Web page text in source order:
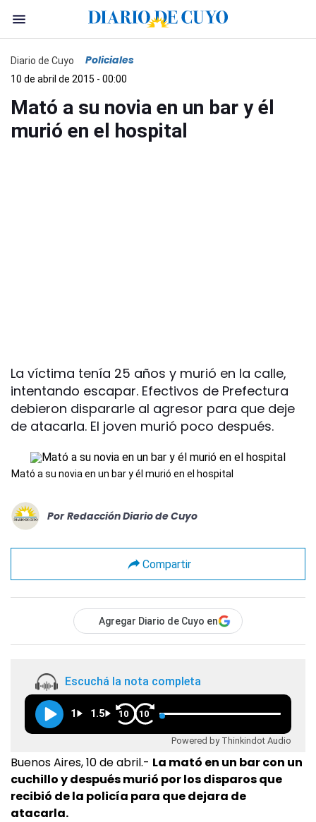
Diario de Cuyo Policiales
10 de abril de 2015 - 00:00
Mató a su novia en un bar y él
murió en el hospital
La víctima tenía 25 años y murió en la calle,
intentando escapar. Efectivos de Prefectura
debieron dispararle al agresor para que deje
de atacarla. El joven murió poco después.
Mató a su novia en un bar y él murió en el hospital
Por Redacción Diario de Cuyo
Compartir
Agregar Diario de Cuyo en
Escuchá la nota completa
1 1.5 10 10
Powered by Thinkindot Audio
Buenos Aires, 10 de abril.- La mató en un bar con un
cuchillo y después murió por los disparos que
recibió de la policía para que dejara de
atacarla.